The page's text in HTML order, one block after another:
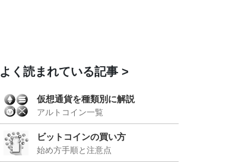
よく読まれている記事
仮想通貨を種類別に解説
アルトコイン一覧
ビットコインの買い方
始め方手順と注意点